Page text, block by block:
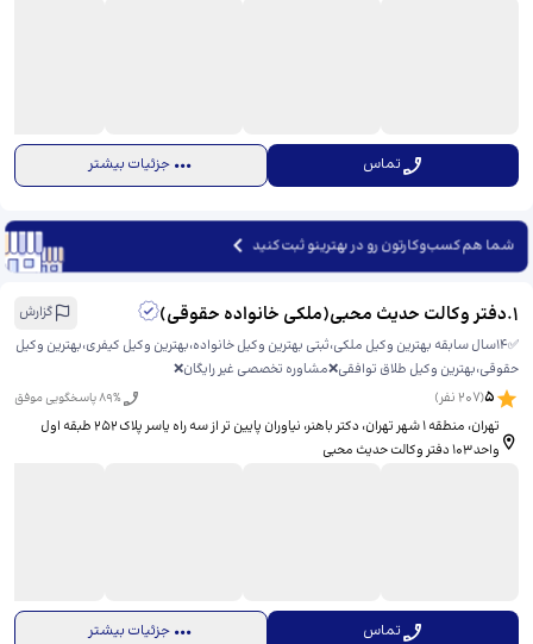
تماس جزئیات بیشتر
شما هم کسب‌وکارتون رو در بهترینو ثبت کنید
1
.دفتر وکالت حدیث محبی(ملکی خانواده حقوقی)
گزارش
✅۱۴سال سابقه بهترین وکیل ملکی،ثبتی بهترین وکیل خانواده،بهترین وکیل کیفری،بهترین وکیل
حقوقی،بهترین وکیل طلاق توافقی❌مشاوره تخصصی غیر رایگان❌
5
(
207نفر) 89% پاسخگویی موفق
تهران، منطقه ۱ شهر تهران، دکتر باهنر، نیاوران پایین تر از سه راه یاسر پلاک ۲۵۲ طبقه اول
واحد ۱۰۳ دفتر وکالت حدیث محبی
تماس جزئیات بیشتر